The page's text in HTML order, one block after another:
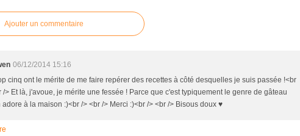
Ajouter un commentaire
06/12/2014 15:16
cinq ont le mérite de me faire repérer des recettes à côté desquelles je suis passée !<br
/> Et là, j'avoue, je mérite une fessée ! Parce que c'est typiquement le genre de gâteau
adore à la maison :)<br /> <br /> Merci :)<br /> <br /> Bisous doux ♥